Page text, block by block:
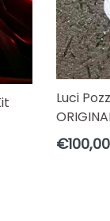
Luci
Prezzo
€100,00